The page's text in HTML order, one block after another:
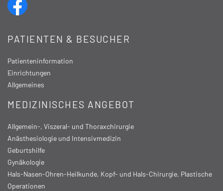
PATIENTEN & BESUCHER
Patienteninformation
Einrichtungen
Allgemeines
MEDIZINISCHES ANGEBOT
Allgemein-, Viszeral- und Thoraxchirurgie
Anästhesiologie und Intensivmedizin
Geburtshilfe
Gynäkologie
Hals-Nasen-Ohren-Heilkunde, Kopf- und Hals-Chirurgie, Plastische
Operationen